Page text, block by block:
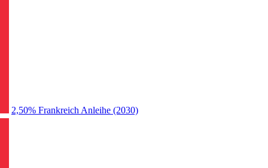
2,50% Frankreich Anleihe (2030)